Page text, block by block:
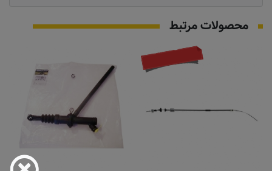
محصولات مرتبط
تماس بگیرید